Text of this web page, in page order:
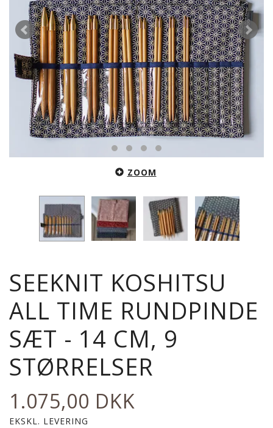
ZOOM
SEEKNIT KOSHITSU
ALL TIME RUNDPINDE
SÆT - 14 CM, 9
STØRRELSER
1.075,00 DKK
EKSKL. LEVERING